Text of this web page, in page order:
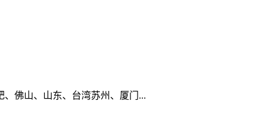
佛山、山东、台湾苏州、厦门...